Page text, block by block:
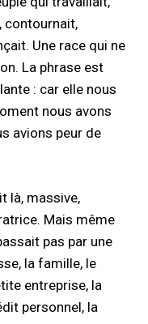
contournait,
Une race qui ne
La phrase est
: car elle nous
nous avons
avions peur de
là, massive,
Mais même
pas par une
la famille, le
entreprise, la
personnel, la